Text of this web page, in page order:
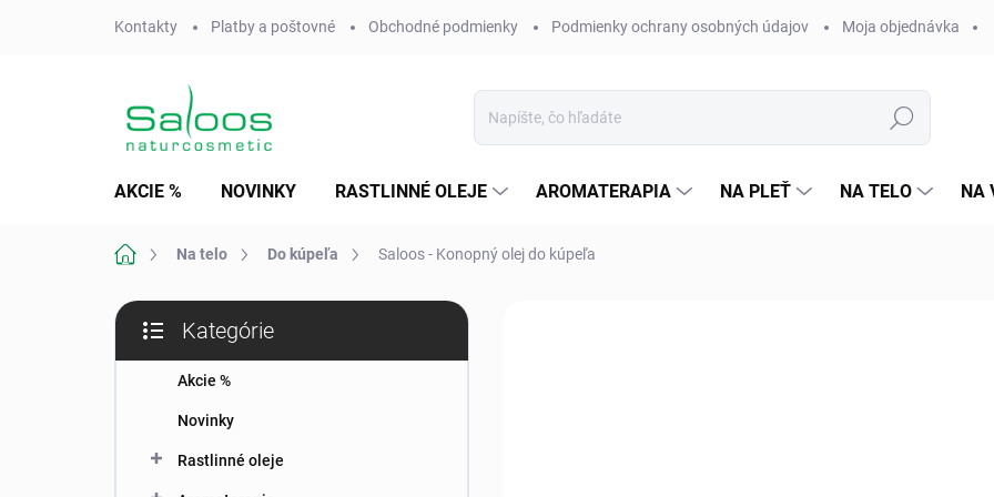
Kontakty Platby a poštovné Obchodné podmienky Podmienky ochrany osobných údajov Moja objednávka
Hľadať
AKCIE % NOVINKY RASTLINNÉ OLEJE AROMATERAPIA NA PLEŤ NA TELO NA
DomovNa telo Do kúpeľa Saloos - Konopný olej do kúpeľa
B
č
kategórie
Kategórie
Akcie %
Novinky
Rastlinné oleje